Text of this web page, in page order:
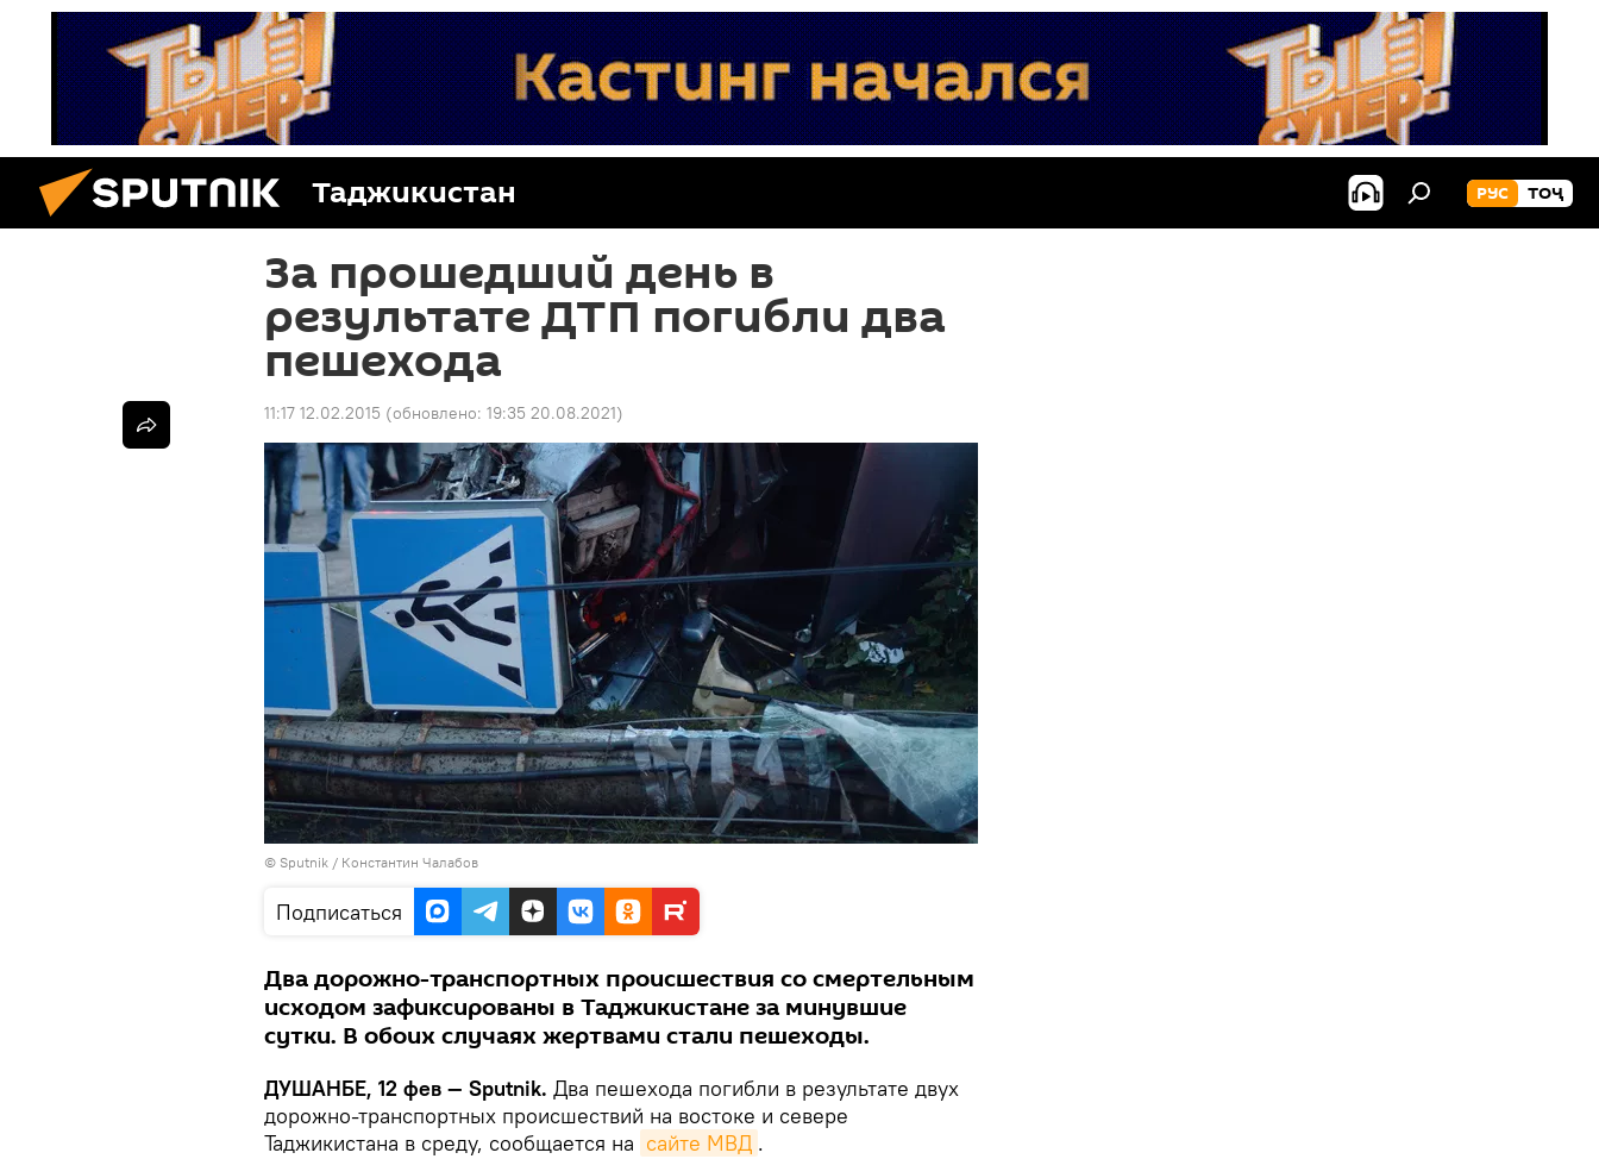
Таджикистан РУС ТОҶ
За прошедший день в
результате ДТП погибли два
пешехода
11:17 12.02.2015 (обновлено: 19:35 20.08.2021)
© Sputnik / Константин Чалабов
Подписаться
Два дорожно-транспортных происшествия со смертельным
исходом зафиксированы в Таджикистане за минувшие
сутки. В обоих случаях жертвами стали пешеходы.
ДУШАНБЕ, 12 фев — Sputnik. Два пешехода погибли в результате двух
дорожно-транспортных происшествий на востоке и севере
Таджикистана в среду, сообщается на сайте МВД .